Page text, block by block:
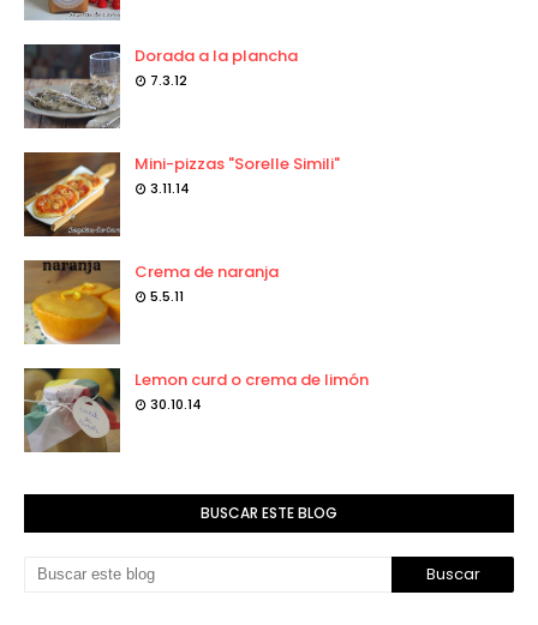
Dorada a la plancha
7.3.12
Mini-pizzas "Sorelle Simili"
3.11.14
Crema de naranja
5.5.11
Lemon curd o crema de limón
30.10.14
BUSCAR ESTE BLOG